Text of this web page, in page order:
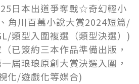
日本出道爭奪戰☆奇幻輕小
角川百萬小說大賞2024短篇/
類型入圍複選（類型決選）)
已簽約三本作品準備出版，
屆琅琅原創大賞決選入圍，
化/遊戲化等媒合)